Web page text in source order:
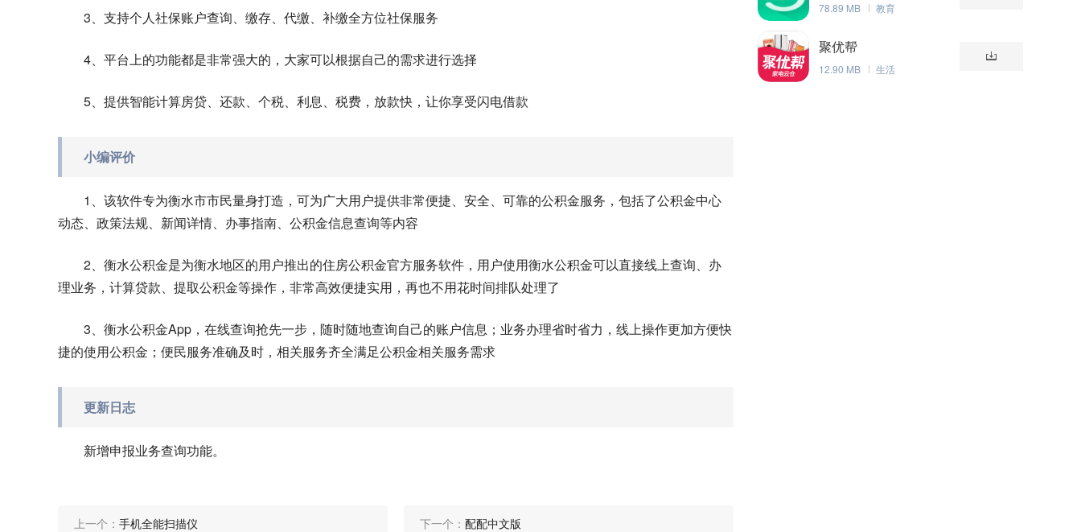
3、支持个人社保账户查询、缴存、代缴、补缴全方位社保服务
4、平台上的功能都是非常强大的，大家可以根据自己的需求进行选择
5、提供智能计算房贷、还款、个税、利息、税费，放款快，让你享受闪电借款
小编评价
1、该软件专为衡水市市民量身打造，可为广大用户提供非常便捷、安全、可靠的公积金服务，包括了公积金中心
动态、政策法规、新闻详情、办事指南、公积金信息查询等内容
2、衡水公积金是为衡水地区的用户推出的住房公积金官方服务软件，用户使用衡水公积金可以直接线上查询、办
理业务，计算贷款、提取公积金等操作，非常高效便捷实用，再也不用花时间排队处理了
3、衡水公积金App，在线查询抢先一步，随时随地查询自己的账户信息；业务办理省时省力，线上操作更加方便快
捷的使用公积金；便民服务准确及时，相关服务齐全满足公积金相关服务需求
更新日志
新增申报业务查询功能。
上一个： 手机全能扫描仪 下一个： 配配中文版
78.89 MB 教育
聚优帮
12.90 MB 生活